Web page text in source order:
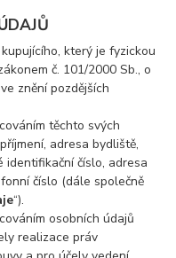
který je fyzickou
č. 101/2000 Sb., o
znění pozdějších
těchto svých
adresa bydliště,
identifikační číslo, adresa
číslo (dále společně
“).
osobních údajů
realizace práv